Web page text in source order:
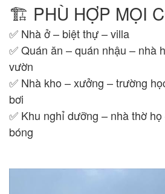
🏗️ PHÙ HỢP MỌI
✅ Nhà ở – biệt thự – villa
✅ Quán ăn – quán nhậu – nhà
vườn
✅ Nhà kho – xưởng – trường
bơi
✅ Khu nghỉ dưỡng – nhà thờ
bóng